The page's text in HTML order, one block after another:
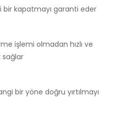
bir kapatmayı garanti eder
işlemi olmadan hızlı ve
sağlar
bir yöne doğru yırtılmayı